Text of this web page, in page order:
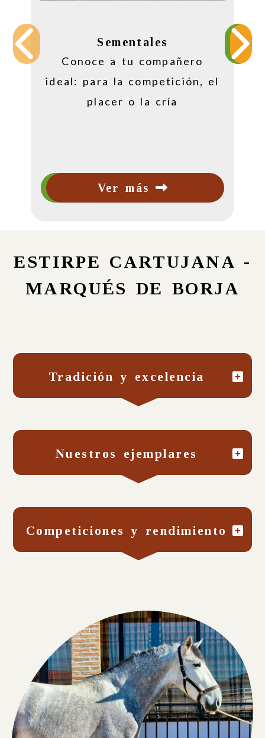
Sementales
Conoce a tu compañero
ideal: para la competición, el
placer o la cría
Ver más
Anterior
ESTIRPE CARTUJANA -
MARQUÉS DE BORJA
Tradición y excelencia
Nuestros ejemplares
Competiciones y rendimiento